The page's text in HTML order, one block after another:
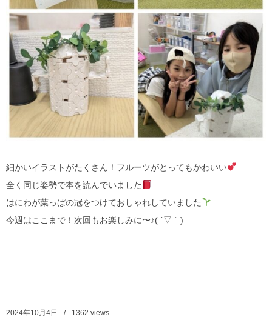
細かいイラストがたくさん！フルーツがとってもかわいい
全く同じ姿勢で本を読んでいました
はにわが葉っぱの冠をつけておしゃれしていました
今週はここまで！次回もお楽しみに〜♪( ´▽｀)
2024年10月4日 1362 views